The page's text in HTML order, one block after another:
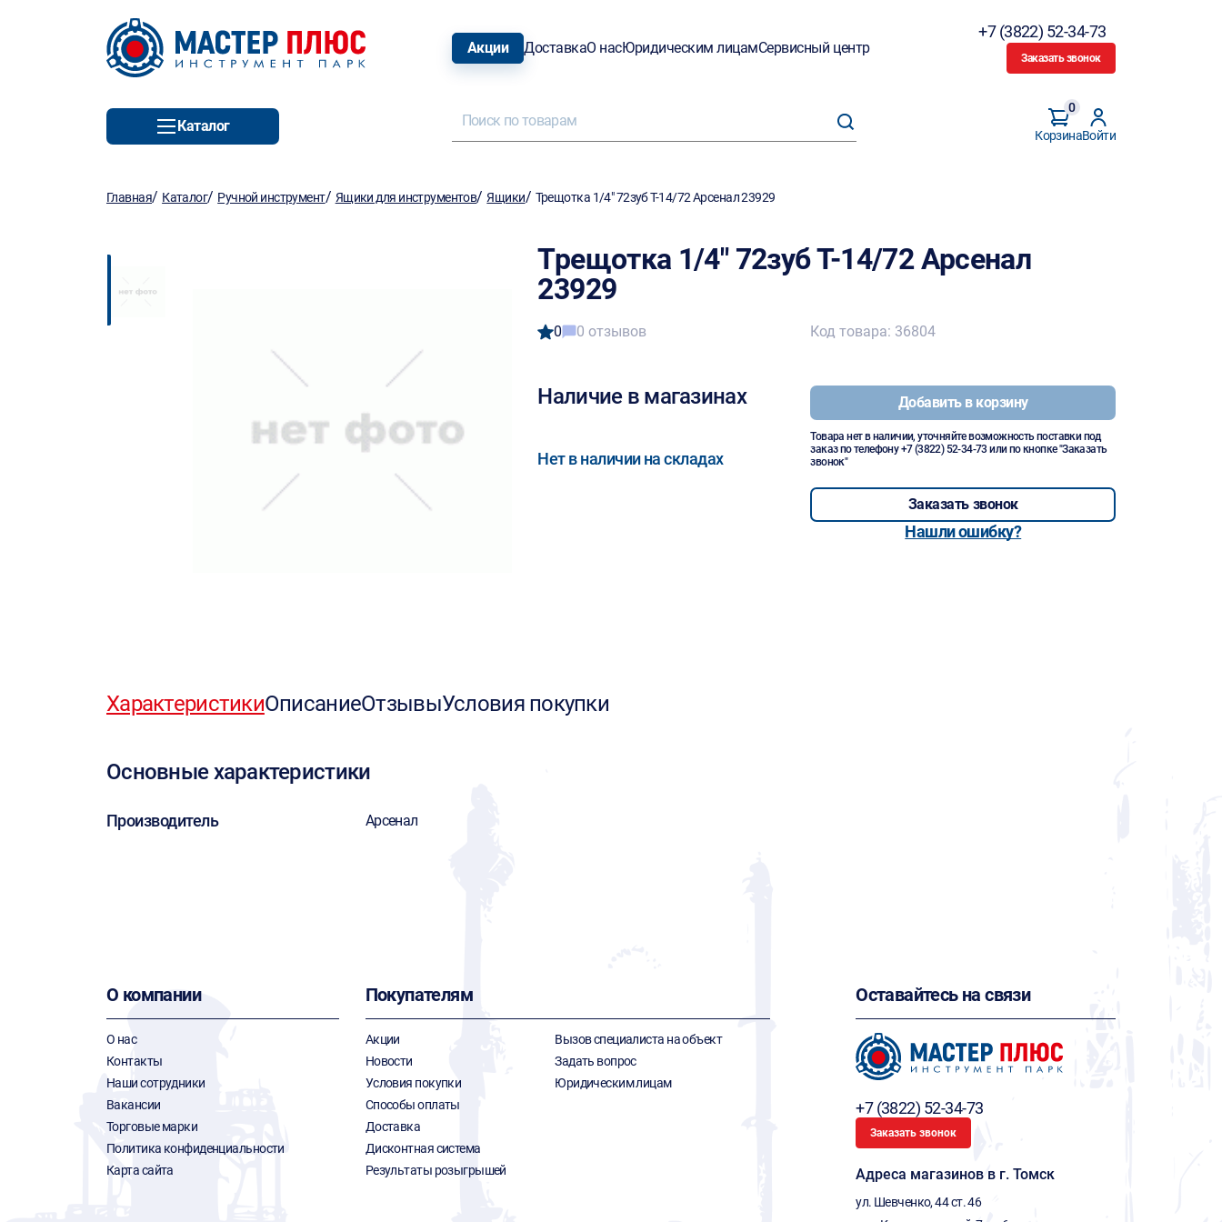
Акции ДоставкаО насЮридическим лицамСервисный центр
+7 (3822) 52-34-73
Заказать звонок
Каталог
Корзина
0
Войти
Главная/ Каталог/ Ручной инструмент/ Ящики для инструментов/Ящики/ Трещотка 1/4" 72зуб Т-14/72 Арсенал 23929
Трещотка 1/4" 72зуб Т-14/72 Арсенал
23929
0 0 отзывов
Наличие в магазинах
Нет в наличии на складах
Код товара: 36804
Добавить в корзину
Товара нет в наличии, уточняйте возможность поставки под
заказ по телефону+7 (3822) 52-34-73 или по кнопке "Заказать
звонок"
Заказать звонок
Нашли ошибку?
ХарактеристикиОписаниеОтзывыУсловия покупки
Основные характеристики
Производитель Арсенал
О компании
О нас
Контакты
Наши сотрудники
Вакансии
Торговые марки
Политика конфиденциальности
Карта сайта
Покупателям
Акции
Новости
Условия покупки
Способы оплаты
Доставка
Дисконтная система
Результаты розыгрышей
Вызов специалиста на объект
Задать вопрос
Юридическим лицам
Оставайтесь на связи
+7 (3822) 52-34-73
Заказать звонок
Адреса магазинов в г. Томск
ул. Шевченко, 44 ст. 46